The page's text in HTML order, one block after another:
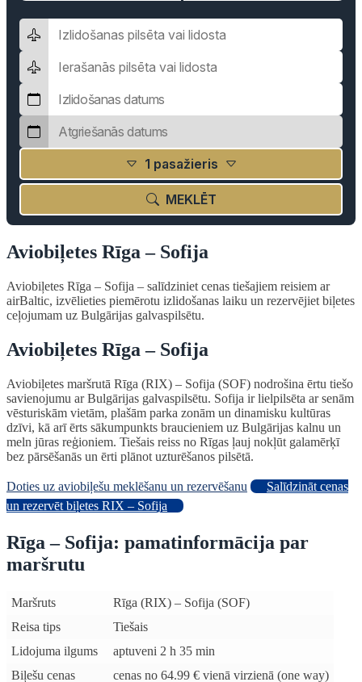
1 pasažieris
MEKLĒT
Aviobiļetes Rīga – Sofija
Aviobiļetes Rīga – Sofija – salīdziniet cenas tiešajiem reisiem ar
airBaltic, izvēlieties piemērotu izlidošanas laiku un rezervējiet biļetes
ceļojumam uz Bulgārijas galvaspilsētu.
Aviobiļetes Rīga – Sofija
Aviobiļetes maršrutā Rīga (RIX) – Sofija (SOF) nodrošina ērtu tiešo
savienojumu ar Bulgārijas galvaspilsētu. Sofija ir lielpilsēta ar senām
vēsturiskām vietām, plašām parka zonām un dinamisku kultūras
dzīvi, kā arī ērts sākumpunkts braucieniem uz Bulgārijas kalnu un
meln jūras reģioniem. Tiešais reiss no Rīgas ļauj nokļūt galamērķī
bez pārsēšanās un ērti plānot uzturēšanos pilsētā.
Doties uz aviobiļešu meklēšanu un rezervēšanu
Salīdzināt cenas
un rezervēt biļetes RIX – Sofija
Rīga – Sofija: pamatinformācija par
maršrutu
Maršruts
Rīga (RIX) – Sofija (SOF)
Reisa tips
Tiešais
Lidojuma ilgums
aptuveni 2 h 35 min
Biļešu cenas
cenas no 64.99 € vienā virzienā (one way)